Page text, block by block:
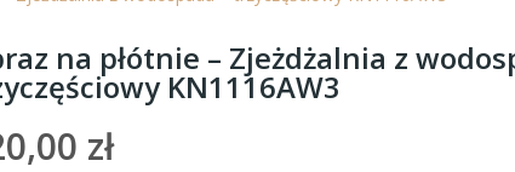
na płótnie – Zjeżdżalnia z
KN1116AW3
zł